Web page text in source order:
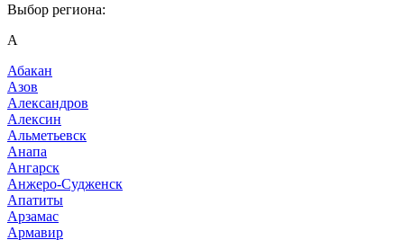
Выбор региона:
А
Абакан
Азов
Александров
Алексин
Альметьевск
Анапа
Ангарск
Анжеро-Судженск
Апатиты
Арзамас
Армавир